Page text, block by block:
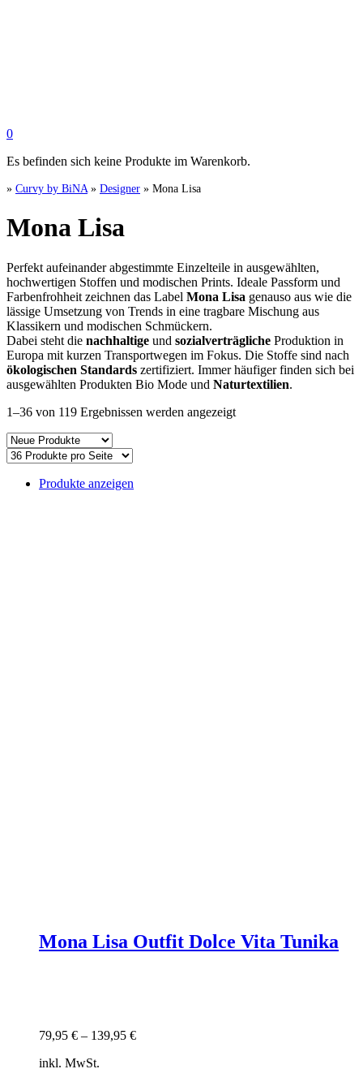
0
Es befinden sich keine Produkte im Warenkorb.
» Curvy by BiNA » Designer » Mona Lisa
Mona Lisa
Perfekt aufeinander abgestimmte Einzelteile in ausgewählten,
hochwertigen Stoffen und modischen Prints. Ideale Passform und
Farbenfrohheit zeichnen das Label Mona Lisa genauso aus wie die
lässige Umsetzung von Trends in eine tragbare Mischung aus
Klassikern und modischen Schmückern.
Dabei steht die nachhaltige und sozialverträgliche Produktion in
Europa mit kurzen Transportwegen im Fokus. Die Stoffe sind nach
ökologischen Standards zertifiziert. Immer häufiger finden sich bei
ausgewählten Produkten Bio Mode und Naturtextilien.
1–36 von 119 Ergebnissen werden angezeigtNach
Produkte anzeigen
Mona Lisa Outfit Dolce Vita Tunika
79,95 € – 139,95 €
inkl. MwSt.